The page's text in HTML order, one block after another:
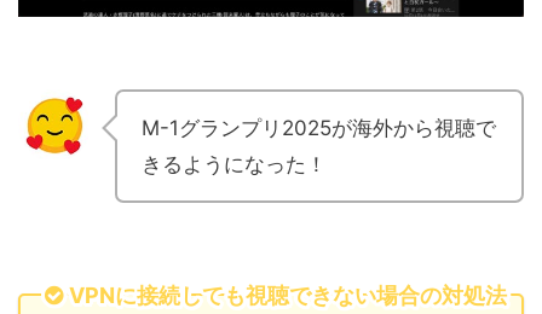
M-1グランプリ2025が海外から視聴で
きるようになった！
VPNに接続しても視聴できない場合の対処法